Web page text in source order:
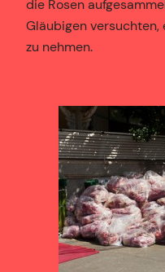
die Rosen
Gläubigen versuchten,
zu nehmen.